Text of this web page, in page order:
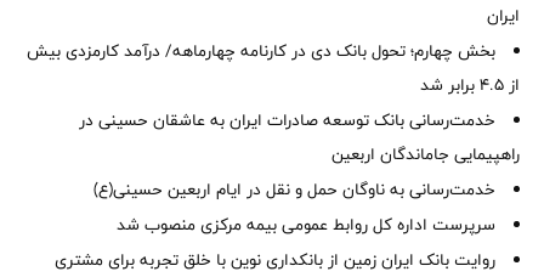
ایران
بخش چهارم؛ تحول بانک دی در کارنامه چهارماهه/ درآمد کارمزدی بیش
از ۴.۵ برابر شد
خدمت‌رسانی بانک توسعه صادرات ایران به عاشقان حسینی در
راهپیمایی جاماندگان اربعین
خدمت‌رسانی به ناوگان حمل و نقل در ایام اربعین حسینی(ع)
سرپرست اداره کل روابط عمومی بیمه مرکزی منصوب شد
روایت بانک ایران زمین از بانکداری نوین با خلق تجربه برای مشتری